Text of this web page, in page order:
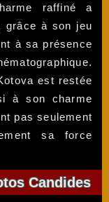
raffiné a
grâce à son jeu
à sa présence
est restée
à son charme
pas seulement
sa force
Candides